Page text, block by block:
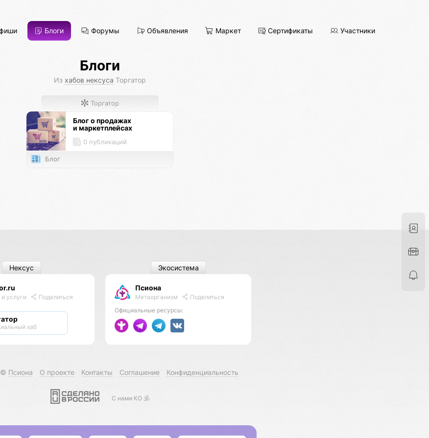
Блоги Форумы Объявления Маркет Сертификаты Участники
Блоги
Из хабов нексуса Торгатор
Торгатор
Блог о продажах
и маркетплейсах
0 публикаций
Блог
услуги Поделиться
хаб
Нексус
Псиона
Метаорганизм
Поделиться
Официальные ресурсы:
Экосистема
© Псиона О проекте Контакты Соглашение Конфиденциальность
С нами КО 🕉️